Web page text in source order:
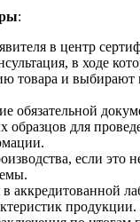
:
в центр
в ходе
товара и выбирают
обязательной
образцов для
если это
аккредитованной
продукции.